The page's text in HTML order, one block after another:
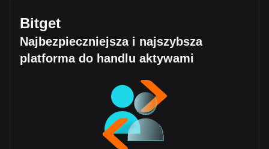
Bitget
Najbezpieczniejsza i najszybsza
platforma do handlu aktywami